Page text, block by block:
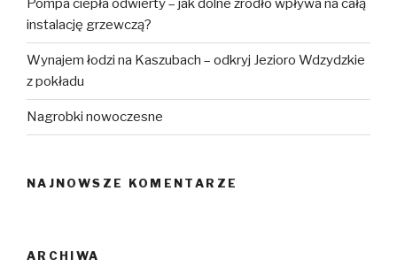
Pompa ciepła odwierty – jak dolne źródło wpływa na całą
instalację grzewczą?
Wynajem łodzi na Kaszubach – odkryj Jezioro Wdzydzkie
z pokładu
Nagrobki nowoczesne
NAJNOWSZE KOMENTARZE
ARCHIWA